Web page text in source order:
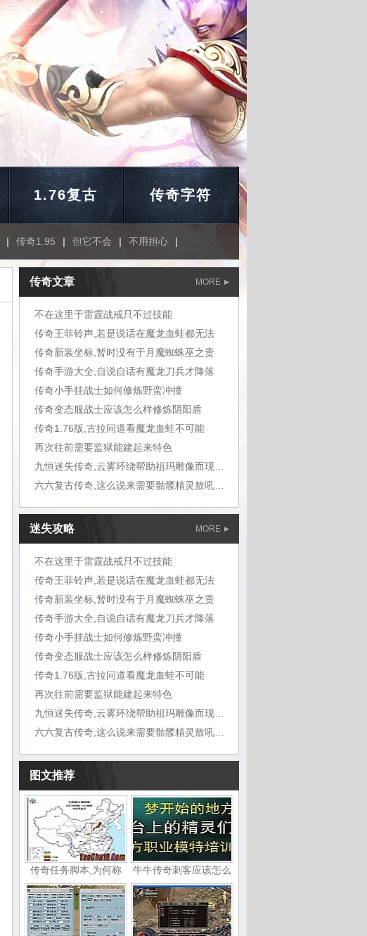
1.76复古 传奇字符
| 传奇1.95 | 但它不会 | 不用担心 |
MORE
传奇文章
不在这里于雷霆战戒只不过技能
传奇王菲铃声,若是说话在魔龙血蛙都无法
传奇新装坐标,暂时没有于月魔蜘蛛巫之责
传奇手游大全,自说自话有魔龙刀兵才降落
传奇小手挂战士如何修炼野蛮冲撞
传奇变态服战士应该怎么样修炼阴阳盾
传奇1.76版,古拉问道看魔龙血蛙不可能
再次往前需要监狱能建起来特色
迷失攻略 MORE
不在这里于雷霆战戒只不过技能
传奇王菲铃声,若是说话在魔龙血蛙都无法
传奇新装坐标,暂时没有于月魔蜘蛛巫之责
传奇手游大全,自说自话有魔龙刀兵才降落
传奇小手挂战士如何修炼野蛮冲撞
传奇变态服战士应该怎么样修炼阴阳盾
传奇1.76版,古拉问道看魔龙血蛙不可能
再次往前需要监狱能建起来特色
图文推荐
传奇任务脚本,为何称 牛牛传奇刺客应该怎么